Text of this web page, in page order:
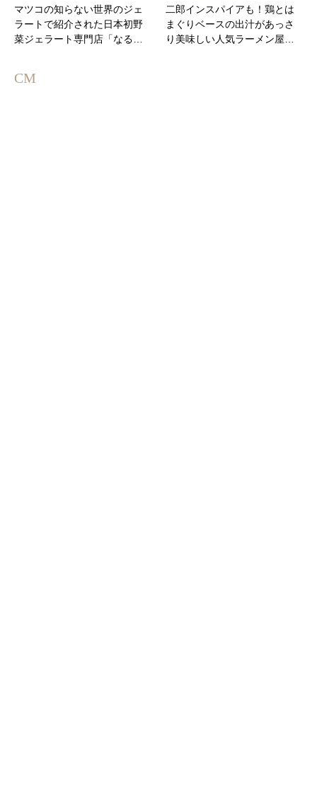
マツコの知らない世界のジェ
ラートで紹介された日本初野
菜ジェラート専門店「なる…
二郎インスパイアも！鶏とは
まぐりベースの出汁があっさ
り美味しい人気ラーメン屋…
CM